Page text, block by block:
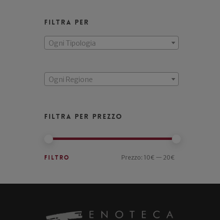
Filtra per
Ogni Tipologia
Ogni Regione
Filtra per prezzo
Filtro Prezzo: 10€ — 20€